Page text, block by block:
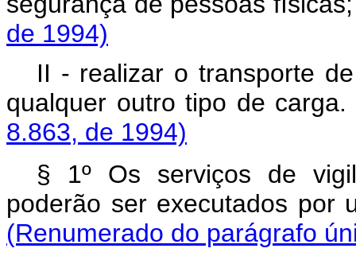
de 1994)
II - realizar o transporte
qualquer outro
8.863, de 1994)
§ 1º Os serviços de
poderão ser
(Renumerado do parágrafo